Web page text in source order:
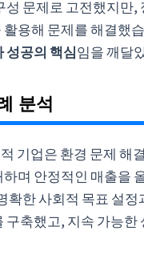
성 문제로 고전했지만,
용해 문제를 해결했
성공의 핵심임을 깨달
분석
기업은 환경 문제 해
며 안정적인 매출을
확한 사회적 목표 설정
구축했고, 지속 가능한